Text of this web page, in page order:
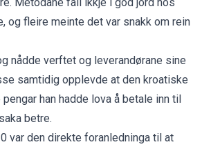
og fleire meinte det var snakk om rein
nådde verftet og leverandørane sine
samtidig opplevde at den kroatiske
han hadde lova å betale inn til
betre.
var den direkte foranledninga til at